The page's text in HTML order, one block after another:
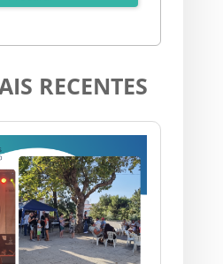
RECENTES